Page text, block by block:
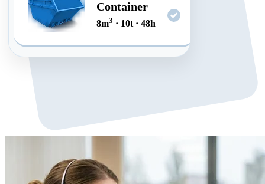
Container
8m3 · 10t · 48h